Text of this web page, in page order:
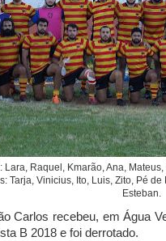
Lara, Raquel, Kmarão, Ana,
Tarja, Vinicius, Ito, Luis, Zito, Pé
Esteban.
Carlos recebeu, em Água
B 2018 e foi derrotado.